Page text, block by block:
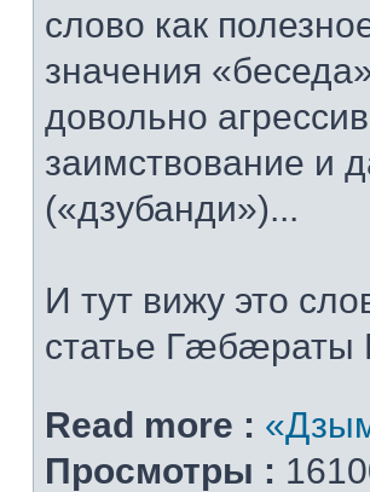
слово как
значения
довольно
заимствование и
(«дзубанди»)...
И тут вижу это
статье
Read more :
Просмотры :